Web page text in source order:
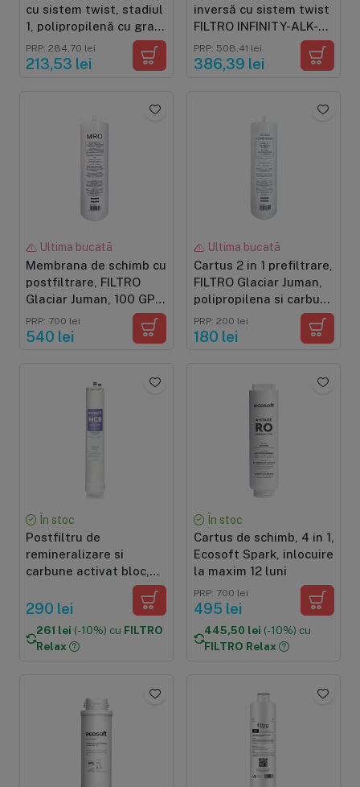
cu sistem twist, stadiul
1, polipropilenă cu grad
variabil de filtrare,
carbune activat din
coajă de nucă de cocos,
PRP: 284,70 lei
213,53 lei
inversă cu sistem twist
FILTRO INFINITY-ALK-
RO, capacitate 800
GPD, grad de filtrare
0.0001 microni,
PRP: 508,41 lei
386,39 lei
Ultima bucată
Membrana de schimb cu
postfiltrare, FILTRO
Glaciar Juman, 100 GPD,
filtru post-carbon,
twist
PRP: 700 lei
540 lei
Ultima bucată
Cartus 2 in 1 prefiltrare,
FILTRO Glaciar Juman,
polipropilena si carbune
activat, twist
PRP: 200 lei
180 lei
În stoc
Postfiltru de
remineralizare si
carbune activat bloc,
compatibil cu sistemul
Ecosoft Cross90
290 lei
261 lei (-10%) cu FILTRO
Relax
În stoc
Cartus de schimb, 4 in 1,
Ecosoft Spark, inlocuire
la maxim 12 luni
PRP: 700 lei
495 lei
445,50 lei (-10%) cu
FILTRO Relax